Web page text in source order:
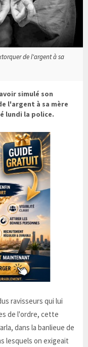
de l'argent à sa
simulé son
l'argent à sa mère
lundi la police.
ravisseurs qui lui
de l'ordre, cette
dans la banlieue de
lesquels on exigeait